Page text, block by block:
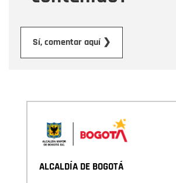
Sí, comentar aquí ❯
ALCALDÍA DE BOGOTÁ